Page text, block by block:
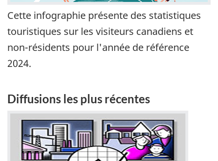
Cette infographie présente des statistiques
touristiques sur les visiteurs canadiens et
non-résidents pour l'année de référence
2024.
Diffusions les plus récentes